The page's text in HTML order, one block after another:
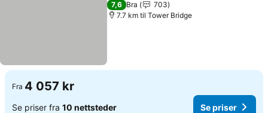
7,6 Bra
703
7.7 km til Tower Bridge
Fra 4 057 kr
Se priser fra 10 nettsteder Se priser